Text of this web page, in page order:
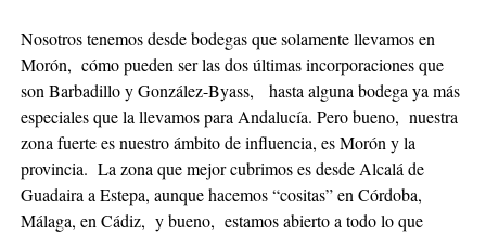
Nosotros tenemos desde bodegas que solamente llevamos en
Morón, cómo pueden ser las dos últimas incorporaciones que
son Barbadillo y González-Byass, hasta alguna bodega ya más
especiales que la llevamos para Andalucía. Pero bueno, nuestra
zona fuerte es nuestro ámbito de influencia, es Morón y la
provincia. La zona que mejor cubrimos es desde Alcalá de
Guadaira a Estepa, aunque hacemos “cositas” en Córdoba,
Málaga, en Cádiz, y bueno, estamos abierto a todo lo que